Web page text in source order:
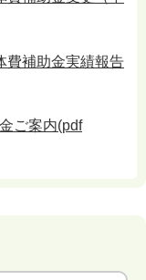
補助金実績報告
ご案内(pdf